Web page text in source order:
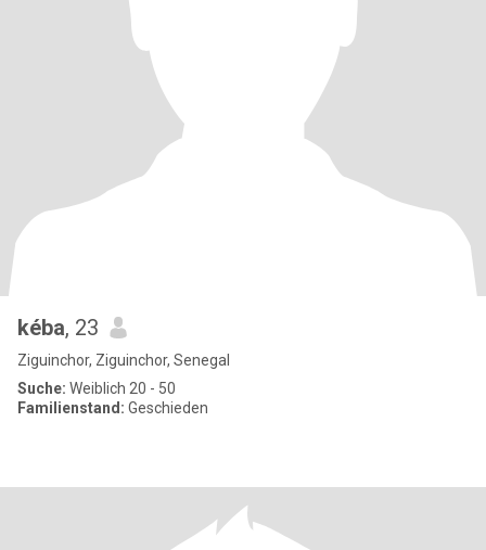
kéba, 23
Ziguinchor, Ziguinchor, Senegal
Suche: Weiblich 20 - 50
Familienstand: Geschieden